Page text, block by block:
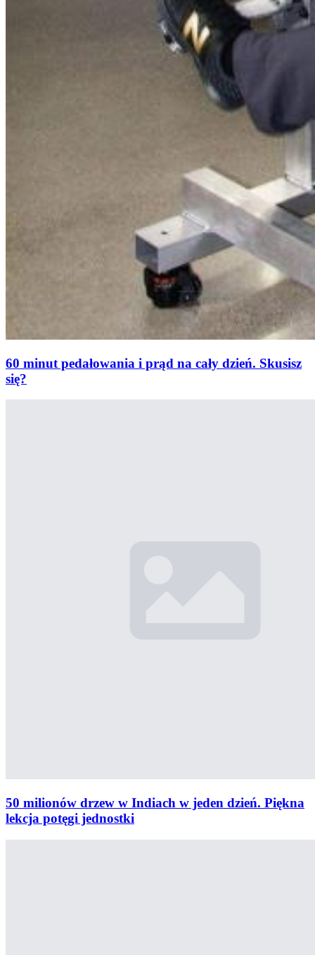
60 minut pedałowania i prąd na cały dzień. Skusisz
się?
50 milionów drzew w Indiach w jeden dzień. Piękna
lekcja potęgi jednostki